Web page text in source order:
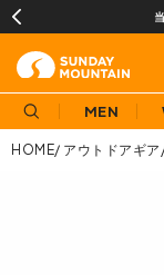
MEN
HOME アウトドアギア